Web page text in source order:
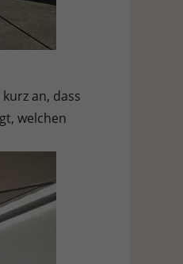
an, dass
welchen